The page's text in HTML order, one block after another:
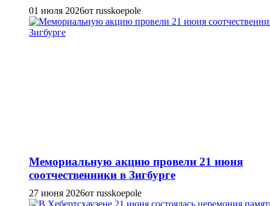
01 июля 2026от russkoepole
Мемориальную акцию провели 21 июня
соотчественники в Зигбурге
27 июня 2026от russkoepole